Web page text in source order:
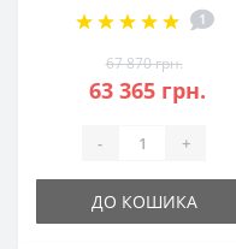
1
67 870 грн.
63 365 грн.
- +
ДО КОШИКА